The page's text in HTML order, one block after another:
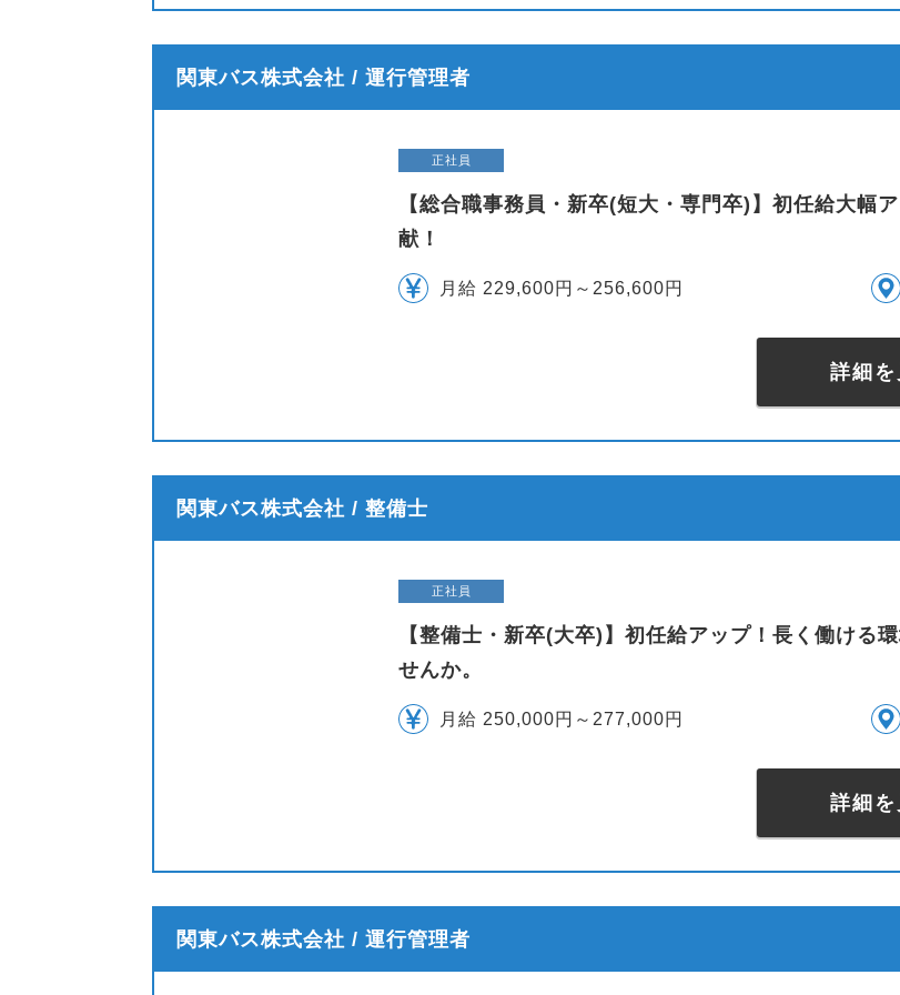
関東バス株式会社 / 運行管理者
正社員
【総合職事務員・新卒(短大・専門卒)】初任給大幅
献！
月給 229,600円～256,600円
詳細を
関東バス株式会社 / 整備士
正社員
【整備士・新卒(大卒)】初任給アップ！長く働ける
せんか。
月給 250,000円～277,000円
詳細を
関東バス株式会社 / 運行管理者